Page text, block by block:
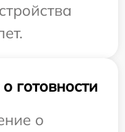
готовности
о